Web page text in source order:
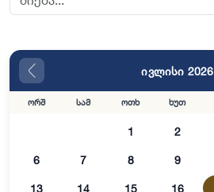
ივლისი 2026
ორშ სამ ოთხ ხუთ
1 2
6 7 8 9
13 14 15 16